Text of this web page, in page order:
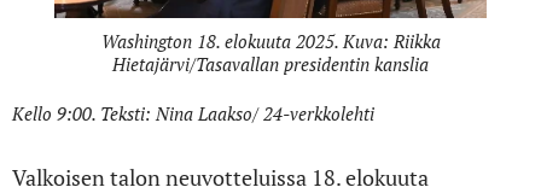
Washington 18. elokuuta 2025. Kuva: Riikka
Hietajärvi/Tasavallan presidentin kanslia
Kello 9:00. Teksti: Nina Laakso/ 24-verkkolehti
Valkoisen talon neuvotteluissa 18. elokuuta